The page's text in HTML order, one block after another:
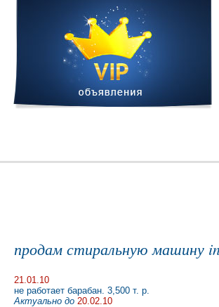
продам стиральную машину
21.01.10
не работает барабан. 3,500 т. р.
Актуально до 20.02.10